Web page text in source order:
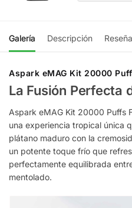
Galería Descripción
Aspark eMAG Kit 20000
La Fusión Perfecta
Aspark eMAG Kit 20000 Puffs
una experiencia tropical única
plátano maduro con la
un potente toque frío que
perfectamente equilibrada
mentolado.